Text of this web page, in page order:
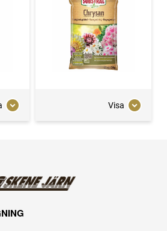
Visa